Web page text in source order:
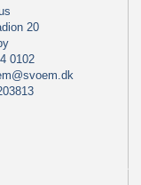
20
0102